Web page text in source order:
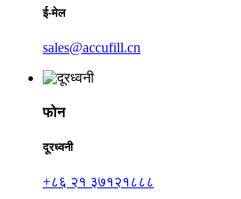
ई-मेल
sales@accufill.cn
फोन
दूरध्वनी
+८६ २१ ३७१२१८८८